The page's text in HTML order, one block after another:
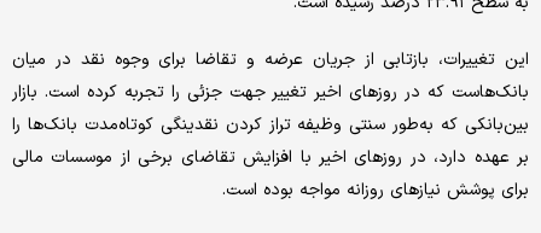
این تغییرات، بازتابی از جریان عرضه و تقاضا برای وجوه نقد در میان
بانک‌هاست که در روزهای اخیر تغییر جهت جزئی را تجربه کرده است. بازار
بین‌بانکی که به‌طور سنتی وظیفه تراز کردن نقدینگی کوتاه‌مدت بانک‌ها را
بر عهده دارد، در روزهای اخیر با افزایش تقاضای برخی از موسسات مالی
برای پوشش نیازهای روزانه مواجه بوده است.